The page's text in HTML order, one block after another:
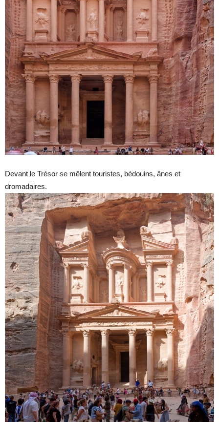
Devant le Trésor se mêlent touristes, bédouins, ânes et
dromadaires.